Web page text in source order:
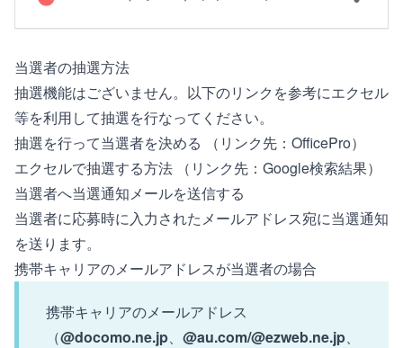
当選者の抽選方法
抽選機能はございません。以下のリンクを参考にエクセル
等を利用して抽選を行なってください。
抽選を行って当選者を決める （リンク先：OfficePro）
エクセルで抽選する方法 （リンク先：Google検索結果）
当選者へ当選通知メールを送信する
当選者に応募時に入力されたメールアドレス宛に当選通知
を送ります。
携帯キャリアのメールアドレスが当選者の場合
携帯キャリアのメールアドレス
（@docomo.ne.jp、 @au.com/@ezweb.ne.jp、